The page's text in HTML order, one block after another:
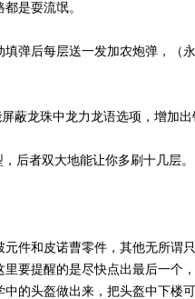
是耍流氓。
弹后每层送一发加农炮弹，（
蔽龙珠中龙力龙语选项，增加出
后者双大地能让你多刷十几层。
件和皮诺曹零件，其他无所谓
要提醒的是尽快点出最后一个
的头盔做出来，把头盔中下楼